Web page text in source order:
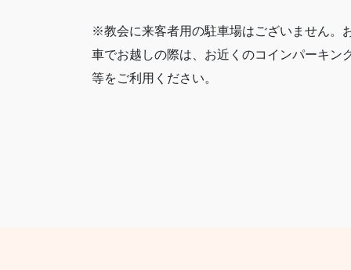
※教会に来客者用の駐車場はございません。
車でお越しの際は、お近くのコインパーキン
等をご利用ください。